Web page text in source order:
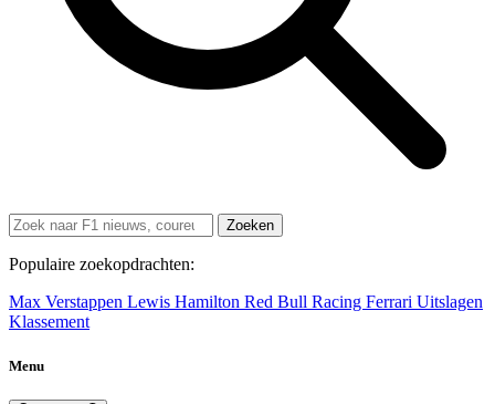
Zoeken
Populaire zoekopdrachten:
Max Verstappen Lewis Hamilton Red Bull Racing Ferrari Uitslagen
Klassement
Menu